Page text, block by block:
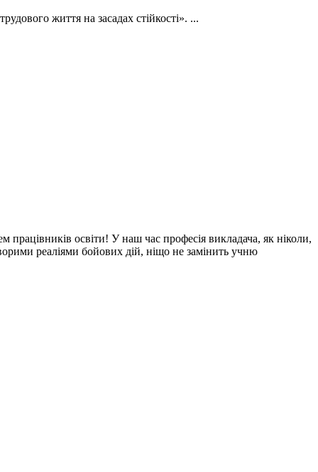
життя на засадах стійкості». ...
освіти! У наш час професія викладача, як ніколи,
реаліями бойових дій, ніщо не замінить учню